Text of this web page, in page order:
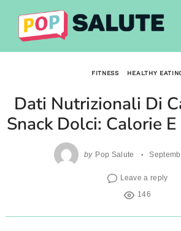
content
FITNESS HEALTHY
Dati Nutrizionali Di
Snack Dolci: Calorie
by Pop Salute
Leave a reply
146